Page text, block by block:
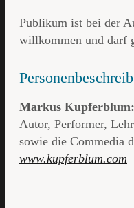
Publikum ist bei der
willkommen und darf
Markus Kupferblum:
Autor, Performer,
sowie die Commedia
www.kupferblum.com